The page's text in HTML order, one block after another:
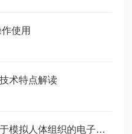
使用
术特点解读
CIRS 062M电子密度模体用于模拟人体组织的电子密度